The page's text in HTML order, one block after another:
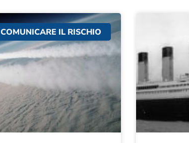
COMUNICARE IL RISCHIO